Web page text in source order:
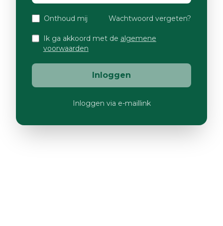
Onthoud mij Wachtwoord vergeten?
Ik ga akkoord met de algemene
voorwaarden
Inloggen
Inloggen via e-maillink